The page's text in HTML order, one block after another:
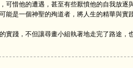
惜他的遭遇，甚至有些厭憤他的自我放逐
能是一個神聖的殉道者，將人生的精華與實
踐，不但讓尋畫小組執著地走完了路途，